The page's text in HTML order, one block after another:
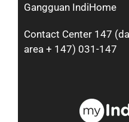
Gangguan IndiHome
Contact Center 147
area + 147) 031-147